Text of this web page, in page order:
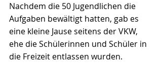
Nachdem die 50 Jugendlichen die
Aufgaben bewältigt hatten, gab es
eine kleine Jause seitens der VKW,
ehe die Schülerinnen und Schüler in
die Freizeit entlassen wurden.